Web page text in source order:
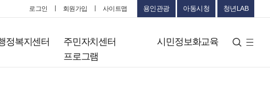
로그인 회원가입 사이트맵 용인관광 아동시청 청년LAB
정복지센터
주민자치센터
프로그램
시민정보화교육 검색
사
트